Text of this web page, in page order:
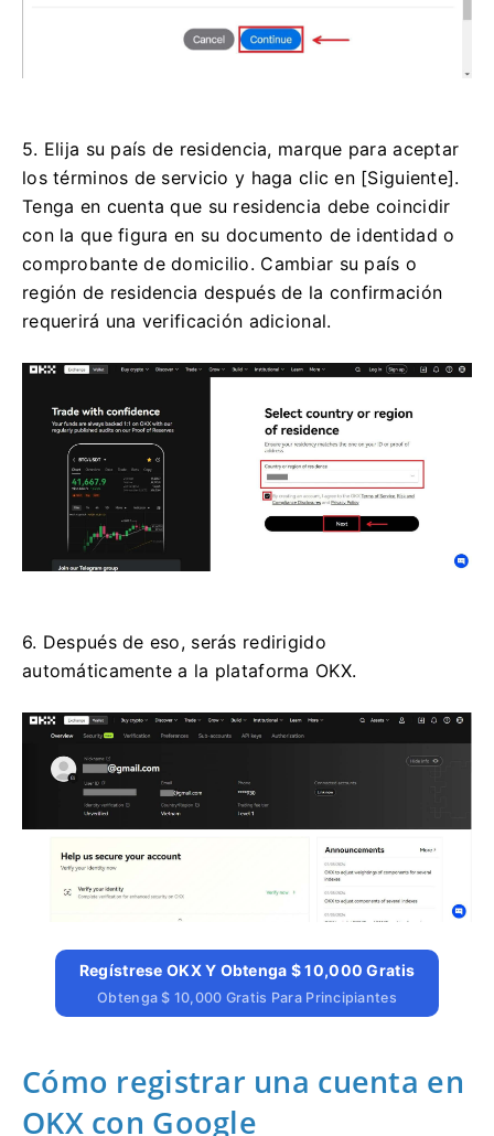
5. Elija su país de residencia, marque para aceptar
los términos de servicio y haga clic en [Siguiente].
Tenga en cuenta que su residencia debe coincidir
con la que figura en su documento de identidad o
comprobante de domicilio. Cambiar su país o
región de residencia después de la confirmación
requerirá una verificación adicional.
6. Después de eso, serás redirigido
automáticamente a la plataforma OKX.
Regístrese OKX Y Obtenga $ 10,000 Gratis
Obtenga $ 10,000 Gratis Para Principiantes
Cómo registrar una cuenta en
OKX con Google